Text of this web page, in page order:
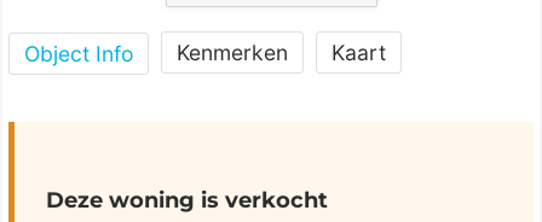
Object Info Kenmerken Kaart
Deze woning is verkocht